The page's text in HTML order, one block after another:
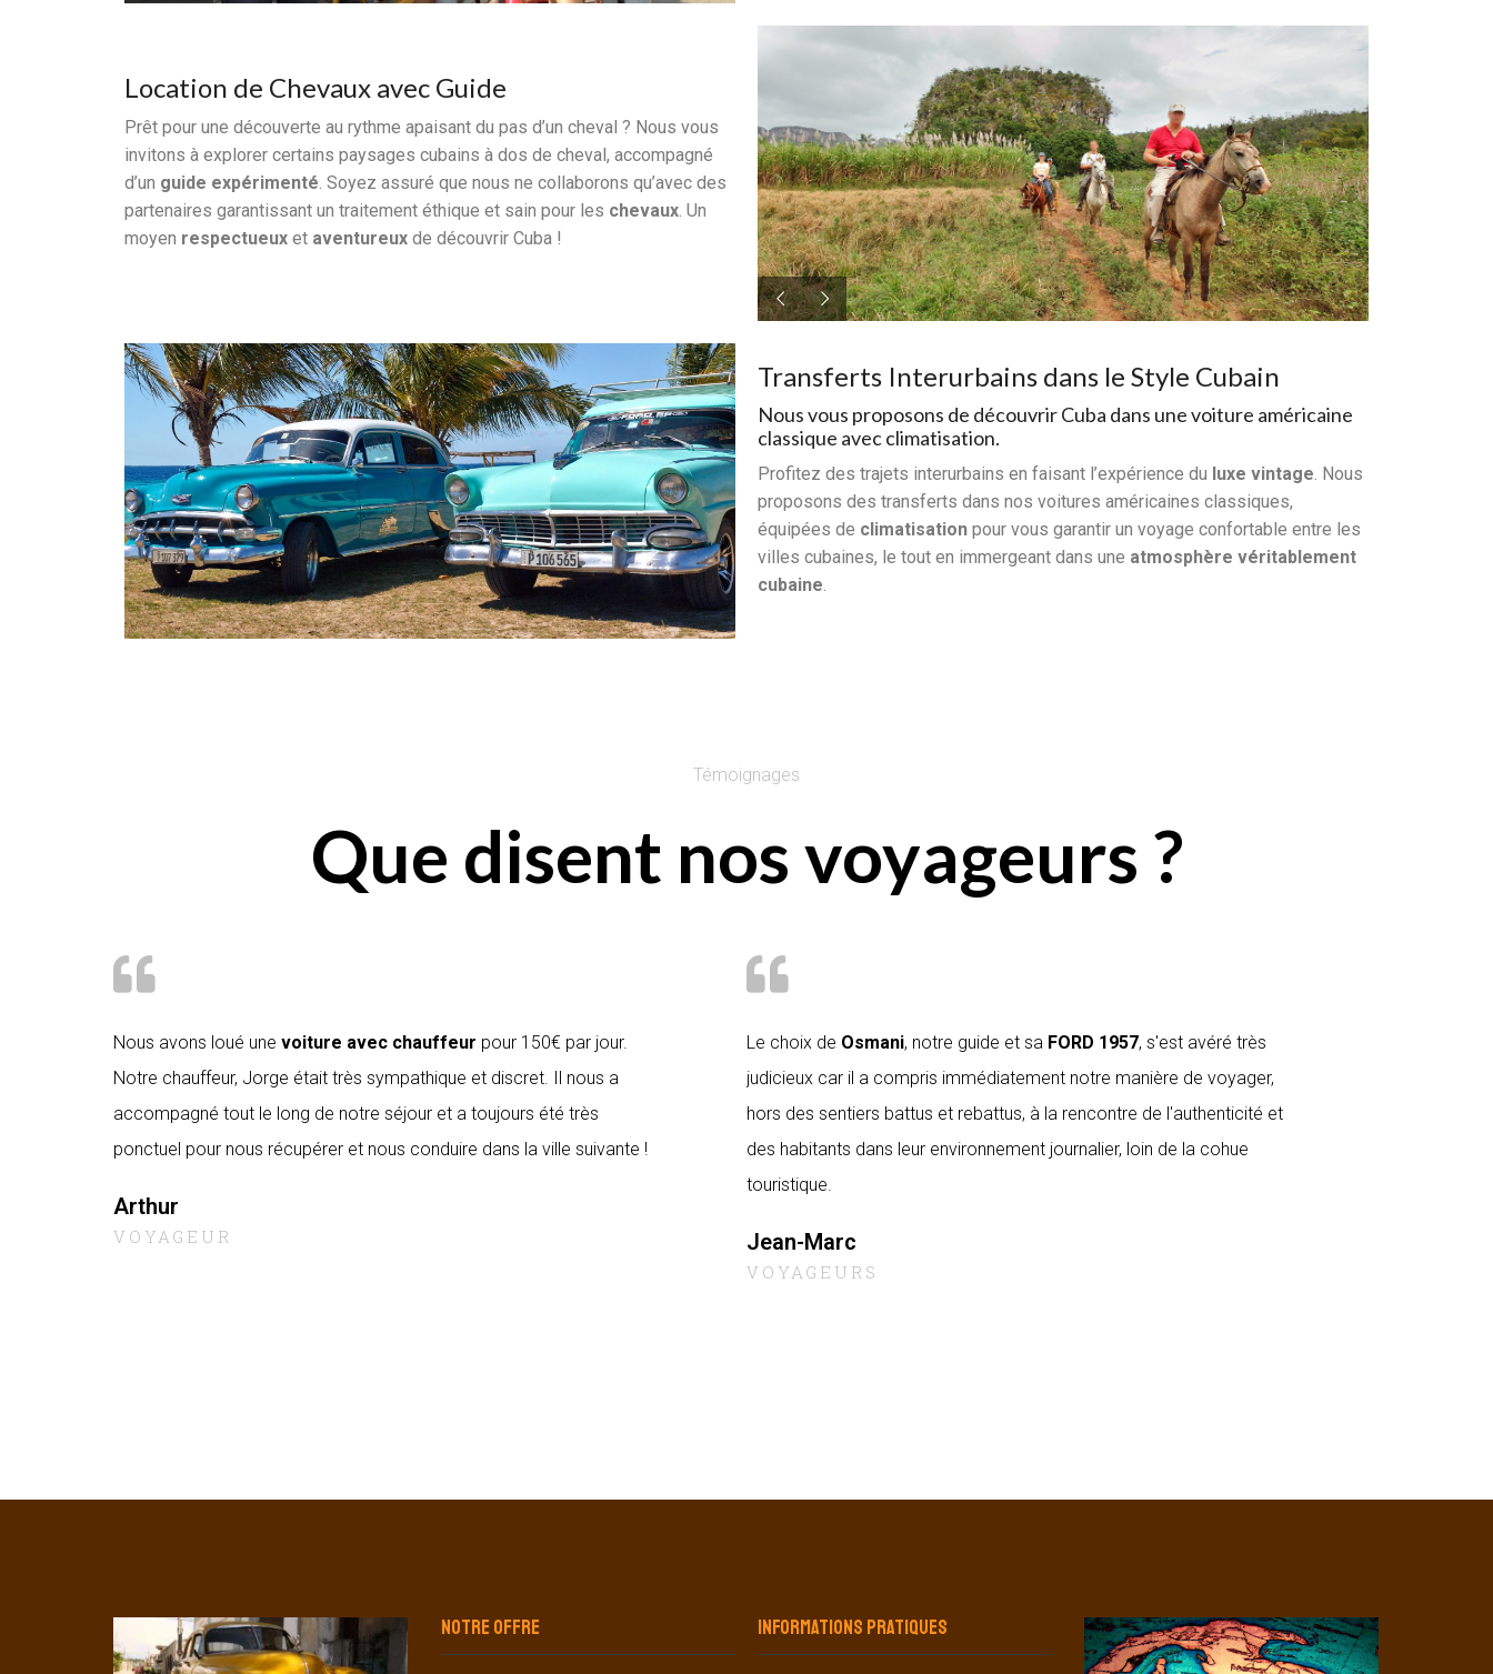
Location de Chevaux avec Guide
Prêt pour une découverte au rythme apaisant du pas d’un cheval ? Nous vous
invitons à explorer certains paysages cubains à dos de cheval, accompagné
d’un guide expérimenté. Soyez assuré que nous ne collaborons qu’avec des
partenaires garantissant un traitement éthique et sain pour les chevaux. Un
moyen respectueux et aventureux de découvrir Cuba !
Transferts Interurbains dans le Style Cubain
Nous vous proposons de découvrir Cuba dans une voiture américaine
classique avec climatisation.
Profitez des trajets interurbains en faisant l’expérience du luxe vintage. Nous
proposons des transferts dans nos voitures américaines classiques,
équipées de climatisation pour vous garantir un voyage confortable entre les
villes cubaines, le tout en immergeant dans une atmosphère véritablement
cubaine.
Témoignages
Que disent nos voyageurs ?
Nous avons loué une voiture avec chauffeur pour 150€ par jour.
Notre chauffeur, Jorge était très sympathique et discret. Il nous a
accompagné tout le long de notre séjour et a toujours été très
ponctuel pour nous récupérer et nous conduire dans la ville suivante !
Arthur
VOYAGEUR
Le choix de Osmani, notre guide et sa FORD 1957, s'est avéré très
judicieux car il a compris immédiatement notre manière de voyager,
hors des sentiers battus et rebattus, à la rencontre de l'authenticité et
des habitants dans leur environnement journalier, loin de la cohue
touristique.
Jean-Marc
VOYAGEURS
NOTRE OFFRE INFORMATIONS PRATIQUES